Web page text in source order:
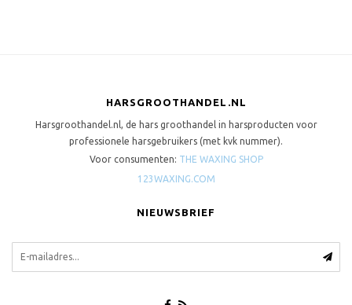
HARSGROOTHANDEL.NL
Harsgroothandel.nl, de hars groothandel in harsproducten voor
professionele harsgebruikers (met kvk nummer).
Voor consumenten: THE WAXING SHOP
123WAXING.COM
NIEUWSBRIEF